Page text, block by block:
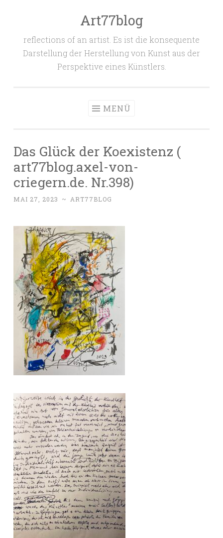
Art77blog
reflections of an artist. Es ist die konsequente
Darstellung der Herstellung von Kunst aus der
Perspektive eines Künstlers.
MENÜ
Das Glück der Koexistenz (
art77blog.axel-von-
criegern.de. Nr.398)
MAI 27, 2023 ~ ART77BLOG